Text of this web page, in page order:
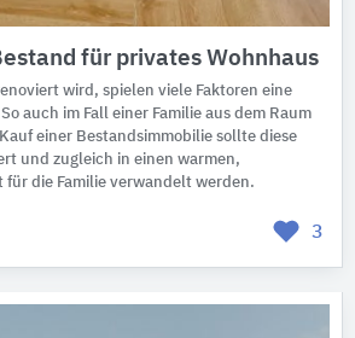
für privates Wohnhaus
wird, spielen viele Faktoren eine
auch im Fall einer Familie aus dem Raum
einer Bestandsimmobilie sollte diese
und zugleich in einen warmen,
für die Familie verwandelt werden.
3